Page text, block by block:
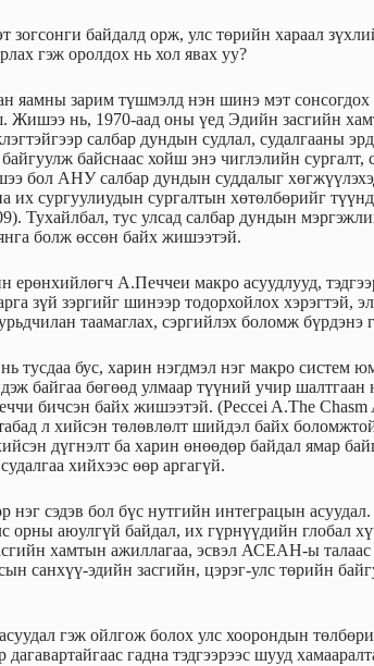
зогсонги байдалд орж, улс төрийн хараал
гэж оролдох нь хол явах уу?
яамны зарим түшмэлд нэн шинэ мэт сонсогдох
Жишээ нь, 1970-аад оны үед Эдийн засгийн
салбар дундын судлал, судалгааны
байснаас хойш энэ чиглэлийн сургалт,
бол АНУ салбар дундын суддалыг
их сургуулиудын сургалтын хөтөлбөрийг
Тухайлбал, тус улсад салбар дундын
болж өссөн байх жишээтэй.
А.Печчеи макро асуудлууд,
зүй зэргийг шинээр тодорхойлох хэрэгтэй,
таамаглах, сэргийлэх боломж бүрдэнэ
тусдаа бус, харин нэгдмэл нэг макро систем
байгаа бөгөөд улмаар түүний учир шалтгаан
бичсэн байх жишээтэй. (Peccei A.The Chasm
л хийсэн төлөвлөлт шийдэл байх
дүгнэлт ба харин өнөөдөр байдал ямар
хийхээс өөр аргагүй.
нэг сэдэв бол бүс нутгийн интеграцын
орны аюулгүй байдал, их гүрнүүдийн глобал
хамтын ажиллагаа, эсвэл АСЕАН-ы талаас
санхүү-эдийн засгийн, цэрэг-улс төрийн
гэж ойлгож болох улс хоорондын
гадна тэдгээрээс шууд